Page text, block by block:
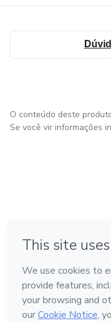
O conteúdo deste
Se você vir informações
Feito com ❤ na Cidade
Conheça a Hotmart